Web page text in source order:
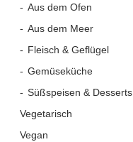
Aus dem Ofen
Aus dem Meer
Fleisch & Geflügel
Gemüseküche
Süßspeisen & Desserts
Vegetarisch
Vegan